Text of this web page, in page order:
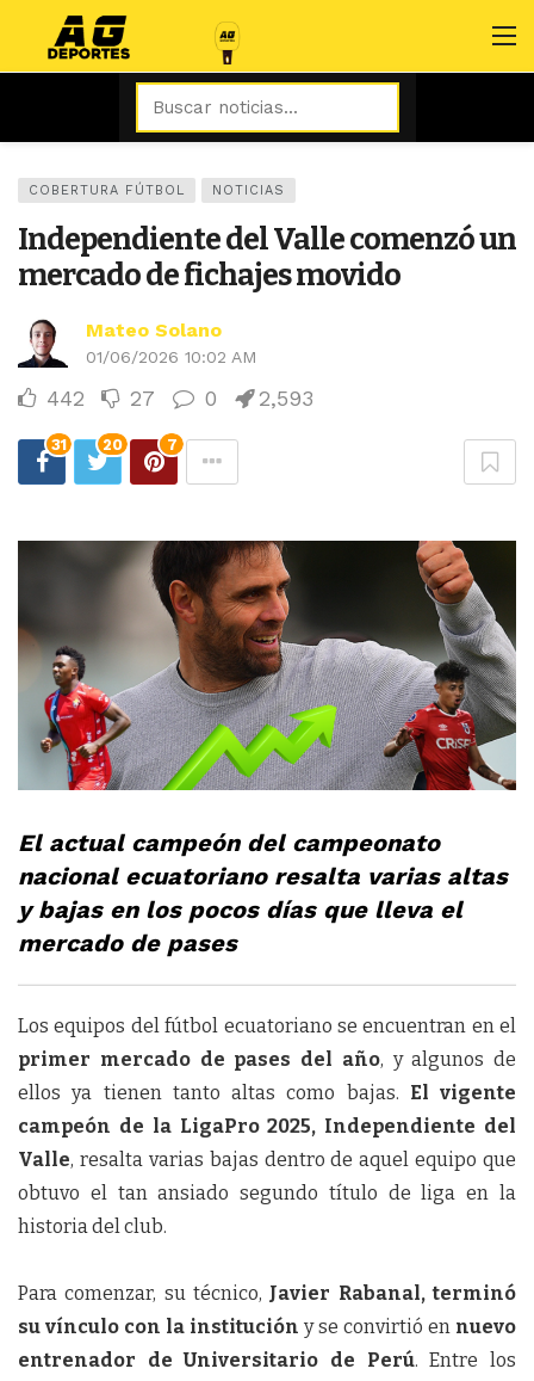
COBERTURA FÚTBOL NOTICIAS
Independiente del Valle comenzó un
mercado de fichajes movido
Mateo Solano
01/06/2026 10:02 AM
442 27 0 2,593
31 20 7
El actual campeón del campeonato
nacional ecuatoriano resalta varias altas
y bajas en los pocos días que lleva el
mercado de pases
Los equipos del fútbol ecuatoriano se encuentran en el
primer mercado de pases del año, y algunos de
ellos ya tienen tanto altas como bajas. El vigente
campeón de la LigaPro 2025, Independiente del
Valle, resalta varias bajas dentro de aquel equipo que
obtuvo el tan ansiado segundo título de liga en la
historia del club.
Para comenzar, su técnico, Javier Rabanal, terminó
su vínculo con la institución y se convirtió en nuevo
entrenador de Universitario de Perú. Entre los